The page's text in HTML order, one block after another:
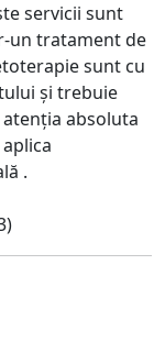
servicii sunt
un tratament de
sunt cu
și trebuie
absoluta
.